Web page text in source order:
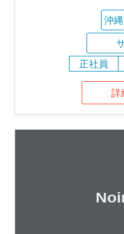
沖
正社員
詳